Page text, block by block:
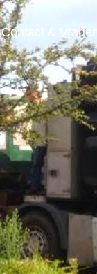
Contact & Vragen